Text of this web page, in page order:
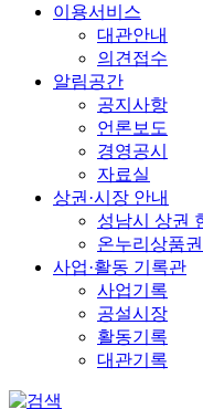
이용서비스
대관안내
의견접수
알림공간
공지사항
언론보도
경영공시
자료실
상권·시장 안내
성남시 상권
온누리상품
사업·활동 기록관
사업기록
공설시장
활동기록
대관기록